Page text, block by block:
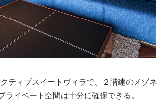
ティブスイートヴィラで、２階建のメゾネ
イベート空間は十分に確保できる。